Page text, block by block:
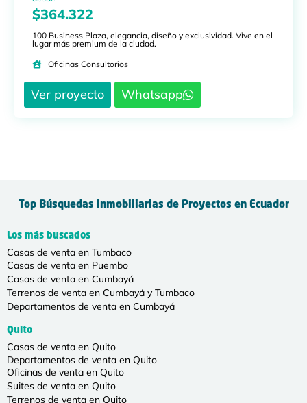
$364.322
100 Business Plaza, elegancia, diseño y exclusividad. Vive en el
lugar más premium de la ciudad.
Oficinas Consultorios
Ver proyecto Whatsapp
Top Búsquedas Inmobiliarias de Proyectos en Ecuador
Los más buscados
Casas de venta en Tumbaco
Casas de venta en Puembo
Casas de venta en Cumbayá
Terrenos de venta en Cumbayá y Tumbaco
Departamentos de venta en Cumbayá
Quito
Casas de venta en Quito
Departamentos de venta en Quito
Oficinas de venta en Quito
Suites de venta en Quito
Terrenos de venta en Quito